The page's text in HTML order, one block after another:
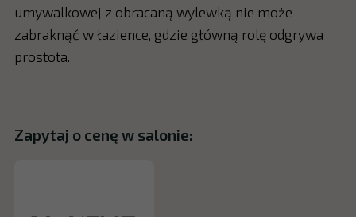
umywalkowej z obracaną wylewką nie może
zabraknąć w łazience, gdzie główną rolę odgrywa
prostota.
Zapytaj o cenę w salonie: